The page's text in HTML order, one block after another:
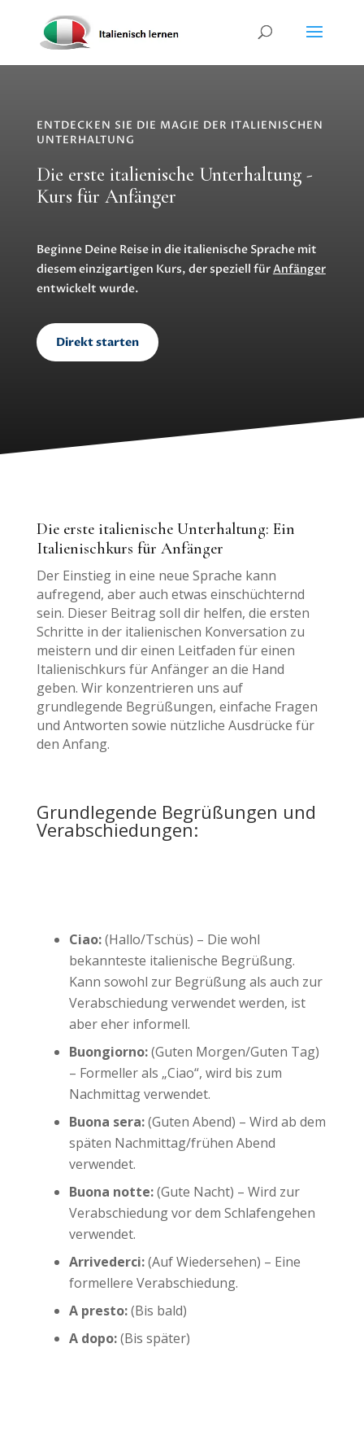
ENTDECKEN SIE DIE MAGIE DER ITALIENISCHEN
UNTERHALTUNG
Die erste italienische Unterhaltung -
Kurs für Anfänger
Beginne Deine Reise in die italienische Sprache mit
diesem einzigartigen Kurs, der speziell fürAnfänger
entwickelt wurde.
Direkt starten
Die erste italienische Unterhaltung: Ein
Italienischkurs für Anfänger
Der Einstieg in eine neue Sprache kann
aufregend, aber auch etwas einschüchternd
sein. Dieser Beitrag soll dir helfen, die ersten
Schritte in der italienischen Konversation zu
meistern und dir einen Leitfaden für einen
Italienischkurs für Anfänger an die Hand
geben. Wir konzentrieren uns auf
grundlegende Begrüßungen, einfache Fragen
und Antworten sowie nützliche Ausdrücke für
den Anfang.
Grundlegende Begrüßungen und
Verabschiedungen:
Ciao:(Hallo/Tschüs) – Die wohl
bekannteste italienische Begrüßung.
Kann sowohl zur Begrüßung als auch zur
Verabschiedung verwendet werden, ist
aber eher informell.
Buongiorno:(Guten Morgen/Guten Tag)
– Formeller als „Ciao“, wird bis zum
Nachmittag verwendet.
Buona sera:(Guten Abend) – Wird ab dem
späten Nachmittag/frühen Abend
verwendet.
Buona notte:(Gute Nacht) – Wird zur
Verabschiedung vor dem Schlafengehen
verwendet.
Arrivederci:(Auf Wiedersehen) – Eine
formellere Verabschiedung.
A presto:(Bis bald)
A dopo:(Bis später)